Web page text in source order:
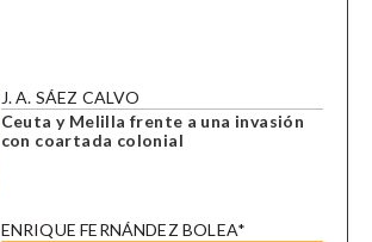
J. A. SÁEZ CALVO
Ceuta y Melilla frente a una invasión
con coartada colonial
ENRIQUE FERNÁNDEZ BOLEA*